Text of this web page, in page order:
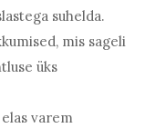
suhelda.
mis sageli
üks
varem